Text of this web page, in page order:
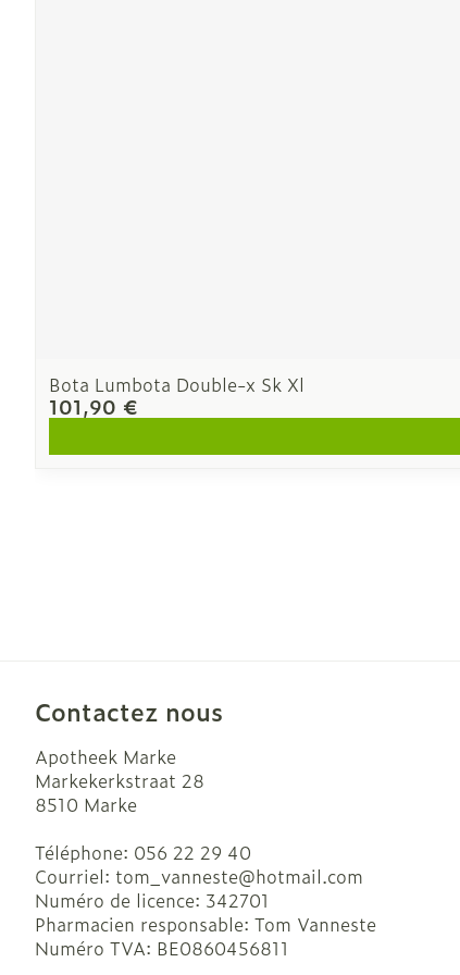
Bota Lumbota Double-x Sk Xl
101,90 €
Contactez nous
Apotheek Marke
Markekerkstraat 28
8510 Marke
Téléphone: 056 22 29 40
Courriel: tom_vanneste@hotmail.com
Numéro de licence: 342701
Pharmacien responsable: Tom Vanneste
Numéro TVA: BE0860456811